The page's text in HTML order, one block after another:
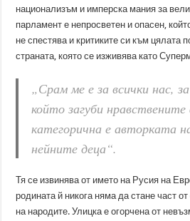
национализъм и имперска мания за
парламент е непросветен и опасен,
не спестява и критиките си към цялата
страната, която се изживява като
„Срам ме е за всички нас,
който загуби
категорична е авторката
нейните деца“.
Тя се извинява от името на Русия на
родината й никога няма да стане част
на народите. Улицка е огорчена от